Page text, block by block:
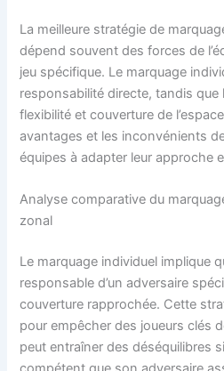
La meilleure stratégie de
dépend souvent des forces de
jeu spécifique. Le marquage
responsabilité directe, tandis
flexibilité et couverture de
avantages et les inconvénients
équipes à adapter leur approche
Analyse comparative du
zonal
Le marquage individuel implique
responsable d’un adversaire
couverture rapprochée. Cette
pour empêcher des joueurs clés
peut entraîner des déséquilibres